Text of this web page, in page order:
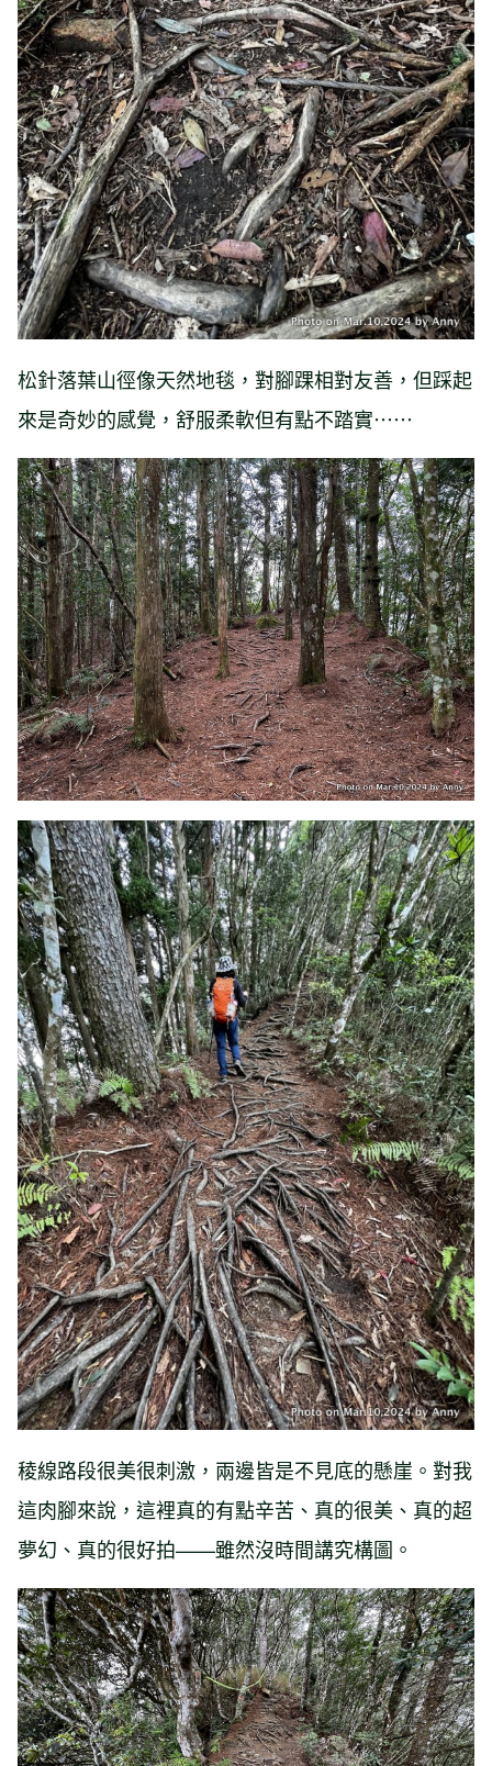
松針落葉山徑像天然地毯，對腳踝相對友善，但踩起
來是奇妙的感覺，舒服柔軟但有點不踏實⋯⋯
稜線路段很美很刺激，兩邊皆是不見底的懸崖。對我
這肉腳來說，這裡真的有點辛苦、真的很美、真的超
夢幻、真的很好拍——雖然沒時間講究構圖。